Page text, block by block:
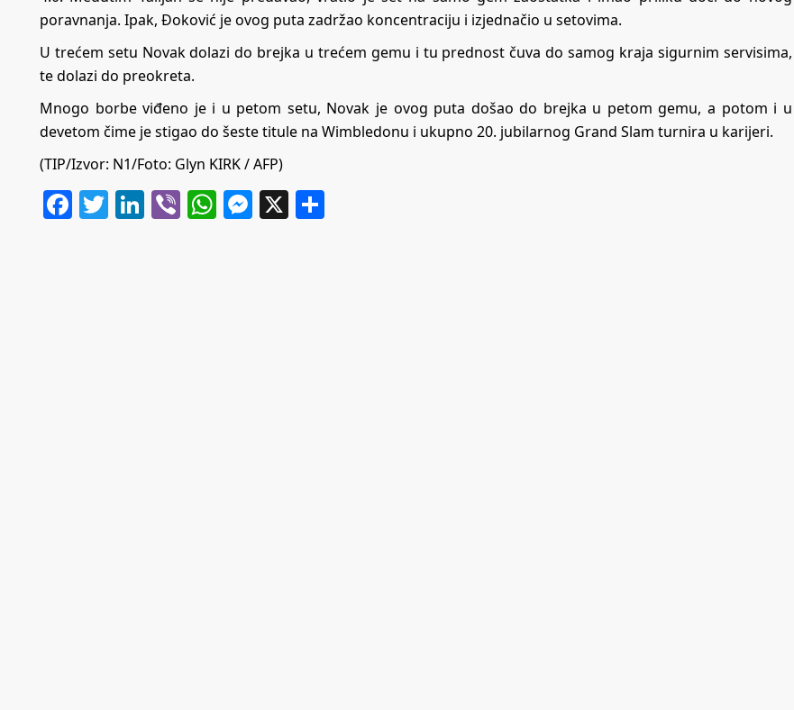
poravnanja. Ipak, Đoković je ovog puta zadržao koncentraciju i izjednačio u setovima.
U trećem setu Novak dolazi do brejka u trećem gemu i tu prednost čuva do samog kraja sigurnim servisima,
te dolazi do preokreta.
Mnogo borbe viđeno je i u petom setu, Novak je ovog puta došao do brejka u petom gemu, a potom i u
devetom čime je stigao do šeste titule na Wimbledonu i ukupno 20. jubilarnog Grand Slam turnira u karijeri.
(TIP/Izvor: N1/Foto: Glyn KIRK / AFP)
Facebook
Twitter
LinkedIn
ViberWhatsApp
Messenger
X